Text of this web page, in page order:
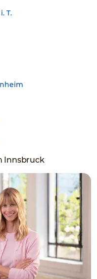
T.
Innsbruck